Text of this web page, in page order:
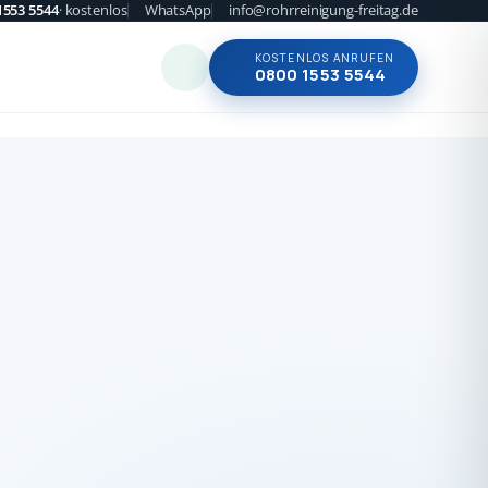
5544· kostenlos WhatsApp info@rohrreinigung-freitag.de
KOSTENLOS ANRUFEN
0800 1553 5544